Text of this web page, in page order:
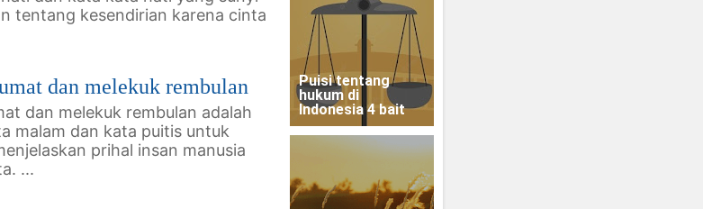
tentang kesendirian karena cinta
dan melekuk rembulan
dan melekuk rembulan adalah
malam dan kata puitis untuk
prihal insan manusia
...
Puisi tentang
hukum di
Indonesia 4 bait